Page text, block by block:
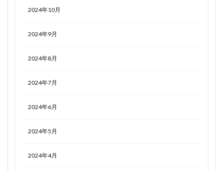
2024年10月
2024年9月
2024年8月
2024年7月
2024年6月
2024年5月
2024年4月